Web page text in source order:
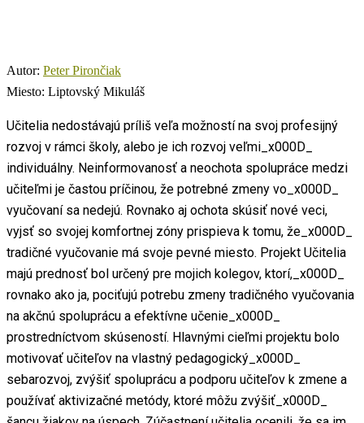
Autor: Peter Pirončiak
Miesto: Liptovský Mikuláš
Učitelia nedostávajú príliš veľa možností na svoj profesijný
rozvoj v rámci školy, alebo je ich rozvoj veľmi_x000D_
individuálny. Neinformovanosť a neochota spolupráce medzi
učiteľmi je častou príčinou, že potrebné zmeny vo_x000D_
vyučovaní sa nedejú. Rovnako aj ochota skúsiť nové veci,
vyjsť so svojej komfortnej zóny prispieva k tomu, že_x000D_
tradičné vyučovanie má svoje pevné miesto. Projekt Učitelia
majú prednosť bol určený pre mojich kolegov, ktorí,_x000D_
rovnako ako ja, pociťujú potrebu zmeny tradičného vyučovania
na akčnú spoluprácu a efektívne učenie_x000D_
prostredníctvom skúseností. Hlavnými cieľmi projektu bolo
motivovať učiteľov na vlastný pedagogický_x000D_
sebarozvoj, zvýšiť spoluprácu a podporu učiteľov k zmene a
používať aktivizačné metódy, ktoré môžu zvýšiť_x000D_